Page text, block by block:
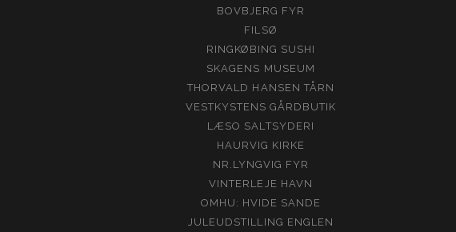
BOVBJERG FYR
FILSØ
RINGKØBING SUSHI
SKAGENS MUSEUM
THORVALD HANSEN TÅRN
VESTKYSTENS GÅRDBUTIK
LÆSO SALTSYDERI
HAURVIG KIRKE
NR.LYNGVIG FYR
VINTERLEJE HAVN
OMHU: HVIDE SANDE
JULEUDSTILLING ENGLEN